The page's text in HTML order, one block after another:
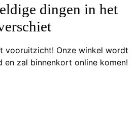
dingen in het
vooruitzicht! Onze winkel wordt
en zal binnenkort online komen!